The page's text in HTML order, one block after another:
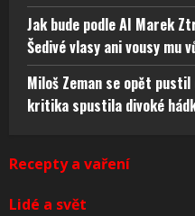
Jak bude podle AI Marek
Šedivé vlasy ani vousy mu
Miloš Zeman se opět
kritika spustila divoké
Recepty a vaření
Lidé a svět